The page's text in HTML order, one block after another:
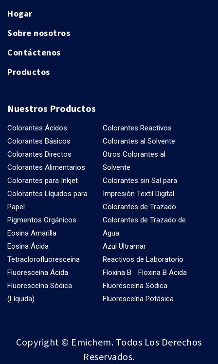
Hogar
Sobre nosotros
Contáctenos
Productos
Nuestros Productos
Colorantes Ácidos
Colorantes Básicos
Colorantes Directos
Colorantes Alimentarios
Colorantes para Inkjet
Colorantes Líquidos para
Papel
Pigmentos Orgánicos
Eosina Amarilla
Eosina Ácida
Tetraclorofluoresceína
Fluoresceína Ácida
Fluoresceína Sódica
(Líquida)
Colorantes Reactivos
Colorantes al Solvente
Otros Colorantes al
Solvente
Colorantes sin Sal para
Impresión Textil Digital
Colorantes de Trazado
Colorantes de Trazado de
Agua
Azul Ultramar
Reactivos de Laboratorio
Floxina B
Floxina B Ácida
Fluoresceína Sódica
Fluoresceína Potásica
Copyright © Emichem. Todos Los Derechos
Reservados.